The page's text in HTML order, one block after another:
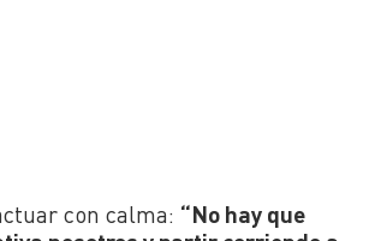
con calma: “No hay que